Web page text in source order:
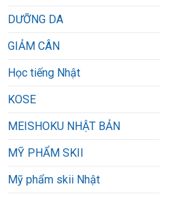
DƯỠNG DA
GIẢM CÂN
Học tiếng Nhật
KOSE
MEISHOKU NHẬT BẢN
MỸ PHẨM SKII
Mỹ phẩm skii Nhật